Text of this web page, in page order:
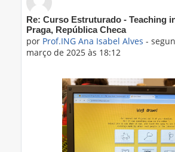
Em resposta a 'Prof.ING Ana Isabel
Re: Curso Estruturado - Teaching
Praga, República Checa
por Prof.ING Ana Isabel Alves -
março de 2025 às 18:12